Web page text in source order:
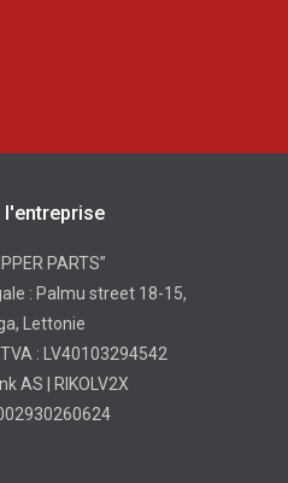
l'entreprise
PARTS”
: Palmu street 18-15,
Lettonie
: LV40103294542
AS | RIKOLV2X